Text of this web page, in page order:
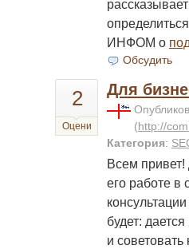
ИНФОМ о
Обсудить
2
Оцени
Для
(http://
Категория:
Всем привет!
его работе в
будет:
и